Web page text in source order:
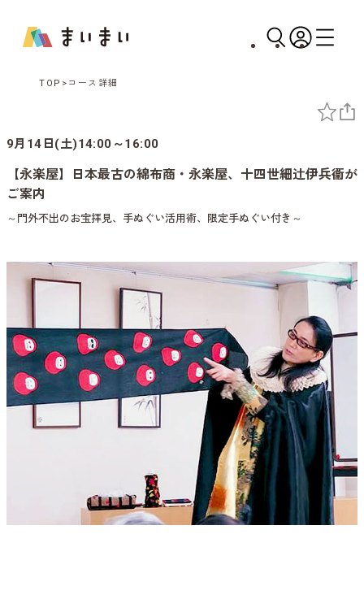
TOP コース詳細
9月14日(土)14:00～16:00
【永楽屋】日本最古の綿布商・永楽屋、十四世細辻伊兵衞が
ご案内
～門外不出のお宝拝見、手ぬぐい活用術、限定手ぬぐい付き～